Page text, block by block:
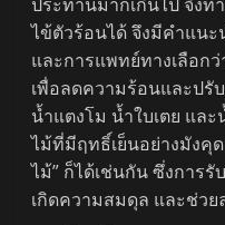
ไข้ตัวร้อนได้ จึงมีคำแน
และการแพทย์ทางเลือก
เพื่อลดความร้อนและปรั
น้ำแตงโม น้ำใบเตย แล
ไม้ที่มีฤทธิ์เย็นอย่างมังคุ
ไม้” ก็ได้เช่นกัน ซึ่งการ
เกิดความสมดุล และช่ว